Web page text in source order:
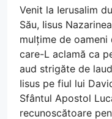
Venit la Ierusalim
Său, Iisus
mulțime de
care-L aclamă ca
aud strigăte de
Iisus pe fiul lui
Sfântul Apostol
recunoscătoare